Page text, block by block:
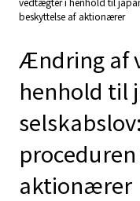
beskyttelse af aktionærer
Ændring af
henhold til
aktionærer